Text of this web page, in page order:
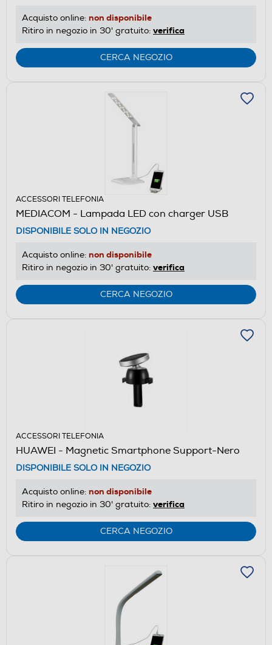
Acquisto online: non disponibile
Ritiro in negozio in 30' gratuito: verifica
CERCA NEGOZIO
ACCESSORI TELEFONIA
MEDIACOM - Lampada LED con charger USB
DISPONIBILE SOLO IN NEGOZIO
Acquisto online: non disponibile
Ritiro in negozio in 30' gratuito: verifica
CERCA NEGOZIO
ACCESSORI TELEFONIA
HUAWEI - Magnetic Smartphone Support-Nero
DISPONIBILE SOLO IN NEGOZIO
Acquisto online: non disponibile
Ritiro in negozio in 30' gratuito: verifica
CERCA NEGOZIO